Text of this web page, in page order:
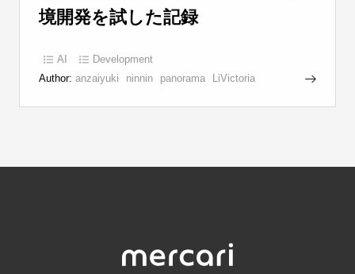
境開発を試した記録
AI
Development
Author: anzaiyuki ninnin panorama LiVictoria